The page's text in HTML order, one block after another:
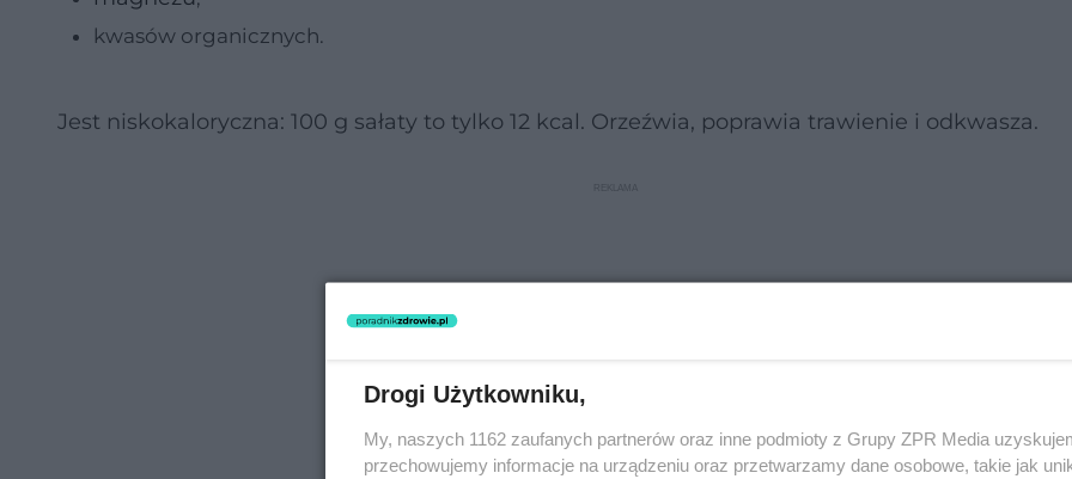
kwasów organicznych.
Jest niskokaloryczna: 100 g sałaty to tylko 12 kcal. Orzeźwia, poprawia trawienie i odkwasza.
Drogi Użytkowniku,
My, naszych 1162 zaufanych partnerów oraz inne podmioty z Grupy ZPR Media
przechowujemy informacje na urządzeniu oraz przetwarzamy dane osobowe, takie jak